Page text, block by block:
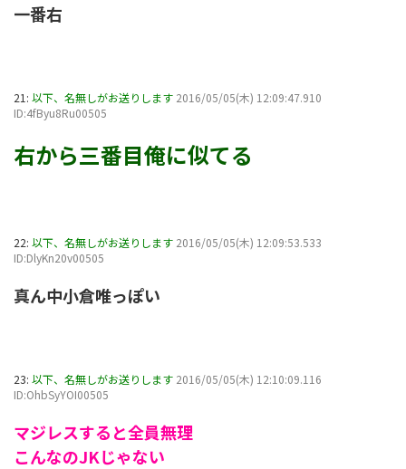
一番右
21: 以下、名無しがお送りします 2016/05/05(木) 12:09:47.910
ID:4fByu8Ru00505
右から三番目俺に似てる
22: 以下、名無しがお送りします 2016/05/05(木) 12:09:53.533
ID:DlyKn20v00505
真ん中小倉唯っぽい
23: 以下、名無しがお送りします 2016/05/05(木) 12:10:09.116
ID:OhbSyYOI00505
マジレスすると全員無理
こんなのJKじゃない